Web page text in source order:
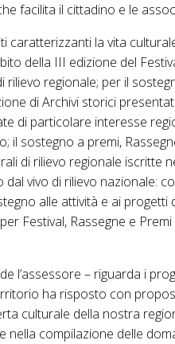
facilita il cittadino e le
caratterizzanti la vita
della III edizione del
rilievo regionale; per il
diArchivi storici
di particolare interesse
sostegno a premi,
di rilievo regionale iscritte
dal vivo di rilievo nazionale:
alle attività e ai progetti
Festival, Rassegne e
l’assessore – riguarda i
ha risposto con
culturale della nostra
compilazione delle